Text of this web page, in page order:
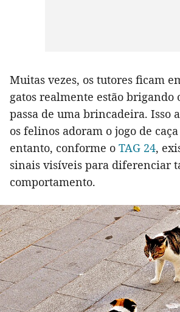
Muitas vezes, os tutores ficam
gatos realmente estão brigando
passa de uma brincadeira. Isso
os felinos adoram o jogo de
entanto, conforme o TAG 24,
sinais visíveis para diferenciar
comportamento.